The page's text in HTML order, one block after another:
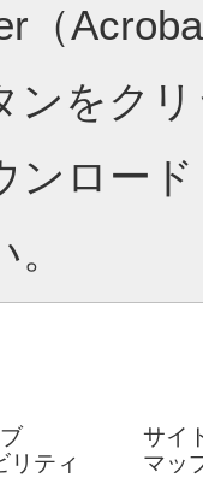
（
ンをク
ンロー
リティ
サイ
マッ